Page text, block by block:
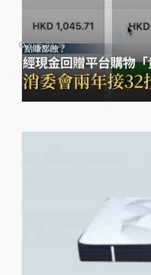
2025-03-25